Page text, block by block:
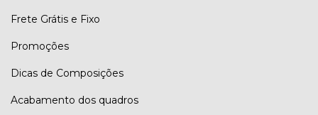
Frete Grátis e Fixo
Promoções
Dicas de Composições
Acabamento dos quadros